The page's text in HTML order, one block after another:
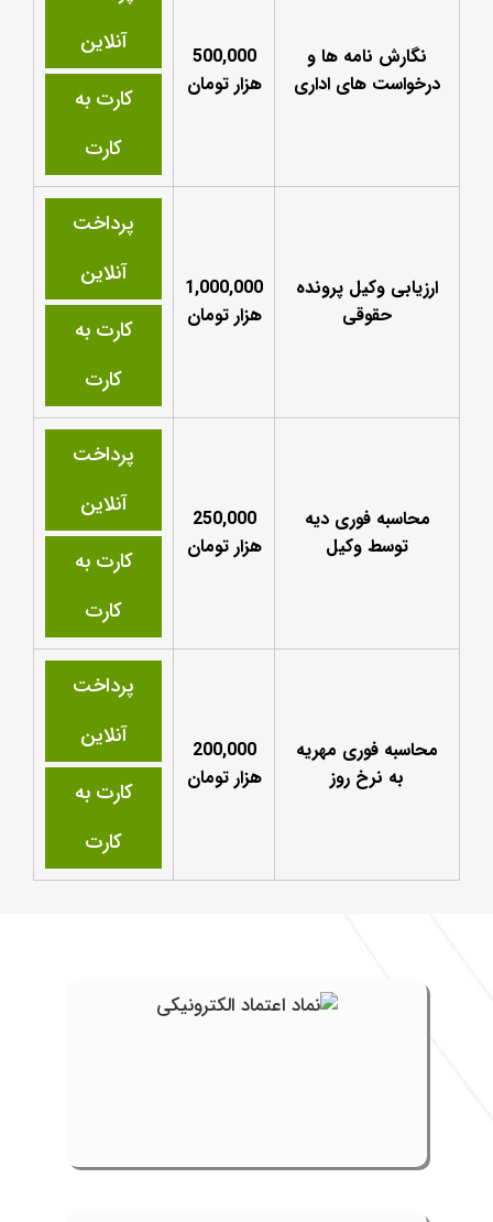
نگارش نامه ها و
درخواست های اداری
500,000
هزار تومان
آنلاین
کارت به
کارت
ارزیابی وکیل پرونده
حقوقی
1,000,000
هزار تومان
پرداخت
آنلاین
کارت به
کارت
محاسبه فوری دیه
توسط وکیل
250,000
هزار تومان
پرداخت
آنلاین
کارت به
کارت
محاسبه فوری مهریه
به نرخ روز
200,000
هزار تومان
پرداخت
آنلاین
کارت به
کارت